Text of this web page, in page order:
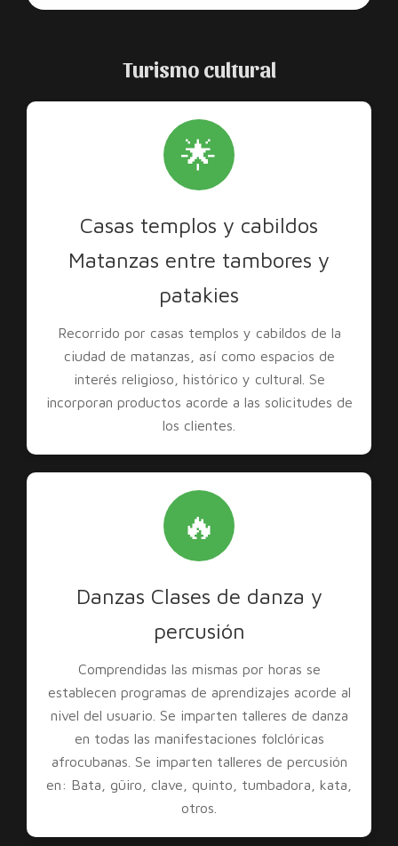
Turismo cultural
🌟
Casas templos y cabildos
Matanzas entre tambores y
patakies
Recorrido por casas templos y cabildos de la
ciudad de matanzas, así como espacios de
interés religioso, histórico y cultural. Se
incorporan productos acorde a las solicitudes de
los clientes.
🔥
Danzas Clases de danza y
percusión
Comprendidas las mismas por horas se
establecen programas de aprendizajes acorde al
nivel del usuario. Se imparten talleres de danza
en todas las manifestaciones folclóricas
afrocubanas. Se imparten talleres de percusión
en: Bata, güiro, clave, quinto, tumbadora, kata,
otros.